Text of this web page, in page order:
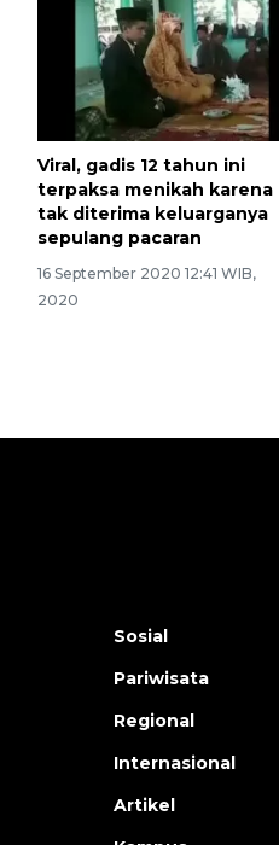
Viral, gadis 12 tahun ini
terpaksa menikah karena
tak diterima keluarganya
sepulang pacaran
16 September 2020 12:41 WIB,
2020
Sosial
Pariwisata
Regional
Internasional
Artikel